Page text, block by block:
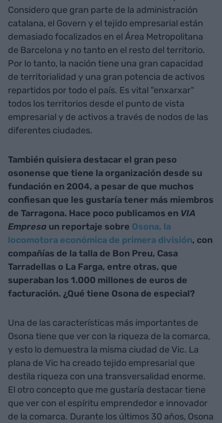
Considero que gran parte de la administración
catalana, el Govern y el tejido empresarial están
demasiado focalizados en el Área Metropolitana
de Barcelona y no tanto en el resto del territorio.
Por lo tanto, la nación tiene una gran capacidad
de territorialidad y una gran potencia de activos
repartidos por todo el país. Es vital "enxarxar"
todos los territorios desde el punto de vista
empresarial y de activos a través de nodos de las
diferentes ciudades.
También quisiera destacar el gran peso
osonense que tiene la organización desde su
fundación en 2004, a pesar de que muchos
confiesan que les gustaría tener más miembros
de Tarragona. Hace poco publicamos en VIA
Empresa un reportaje sobre Osona, la
locomotora económica de primera división, con
compañías de la talla de Bon Preu, Casa
Tarradellas o La Farga, entre otras, que
superaban los 1.000 millones de euros de
facturación. ¿Qué tiene Osona de especial?
Una de las características más importantes de
Osona tiene que ver con la riqueza de la comarca,
y esto lo demuestra la misma ciudad de Vic. La
plana de Vic ha creado tejido empresarial que
destila riqueza con una transversalidad enorme.
El otro concepto que me gustaría destacar tiene
que ver con el espíritu emprendedor e innovador
de la comarca. Durante los últimos 30 años, Osona